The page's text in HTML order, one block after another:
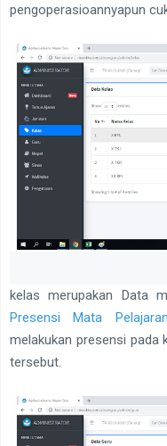
pengoperasioannyapun
kelas merupakan Data
Presensi Mata
melakukan presensi pada
tersebut.